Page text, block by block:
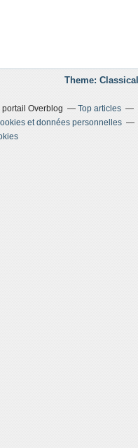
Theme:
portail Overblog
Top articles
et données personnelles